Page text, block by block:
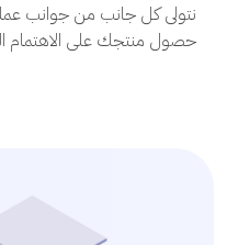
نتولى كل جانب من جوانب
حصول منتجك على الاهتمام